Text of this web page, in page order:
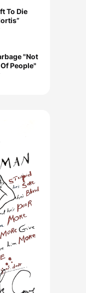
To Die
"Not
People"